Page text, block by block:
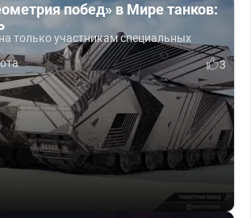
побед» в Мире танков:
только участникам специальных
3